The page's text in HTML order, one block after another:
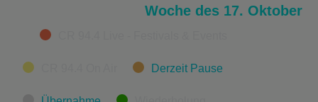
Woche des 17. Oktober
Categories
Derzeit Pause